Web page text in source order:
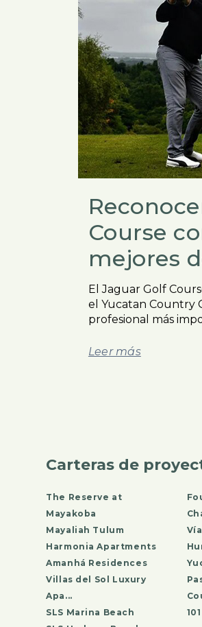
Course
mejores
El Jaguar Golf
el Yucatan Country
profesional más
Leer más
Carteras de
The Reserve at
Mayakoba
Mayaliah Tulum
Harmonia Apartments
Amanhá Residences
Villas del Sol Luxury
Apa...
SLS Marina Beach